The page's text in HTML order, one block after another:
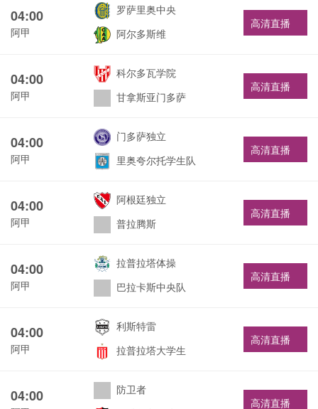
04:00
阿甲
罗萨里奥中央
阿尔多斯维
高清直播
04:00
阿甲
科尔多瓦学院
甘拿斯亚门多萨
高清直播
04:00
阿甲
门多萨独立
里奥夸尔托学生队
高清直播
04:00
阿甲
阿根廷独立
普拉腾斯
高清直播
04:00
阿甲
拉普拉塔体操
巴拉卡斯中央队
高清直播
04:00
阿甲
利斯特雷
拉普拉塔大学生
高清直播
04:00
防卫者
高清直播